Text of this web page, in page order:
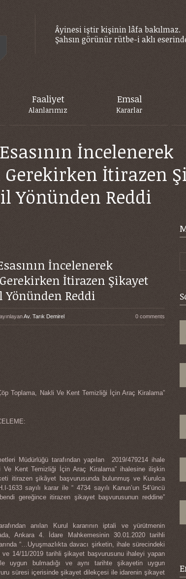
Âyinesi iştir kişinin lâfa bakılmaz.
Şahsın görünür rütbe-i aklı
Faaliyet
Alanlarımız
Emsal
Kararlar
İncelenerek
Gerekirken İtirazen
Yönünden Reddi
İncelenerek
İtirazen Şikayet
Reddi
Av. Tarık Demirel 0 comments
Toplama, Nakli Ve Kent Temizliği İçin Araç Kiralama”
Müdürlüğü tarafından yapılan 2019/479214 ihale
Ve Kent Temizliği İçin Araç Kiralama” ihalesine ilişkin
itirazen şikâyet başvurusunda bulunmuş ve Kurulca
1633 sayılı karar ile “ 4734 sayılı Kanun’un 54’üncü
gereğince itirazen şikayet başvurusunun reddine”
anılan Kurul kararının iptali ve yürütmenin
Ankara 4. İdare Mahkemesinin 30.01.2020 tarihli
“…Uyuşmazlıkta davacı şirketin, ihale sürecindeki
ve 14/11/2019 tarihli şikayet başvurusunu ihaleyi yapan
uygun bulmadığı ve aynı tarihte şikayetin uygun
süresi içerisinde şikayet dilekçesi ile idarenin şikayet